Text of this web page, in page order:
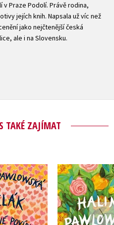
v Praze Podolí. Právě rodina,
jejích knih. Napsala už víc než
jako nejčtenější česká
ale i na Slovensku.
TAKÉ ZAJÍMAT
Láskyplné
Halina
Diář
Halina